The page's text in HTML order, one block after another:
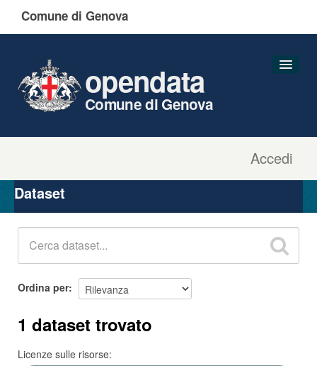
Comune di Genova
Accedi
opendata
Comune di Genova
Organizzazioni
Gruppi
Dataset
Ordina per
1 dataset trovato
Licenze sulle risorse: